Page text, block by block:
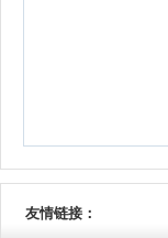
友情链接：